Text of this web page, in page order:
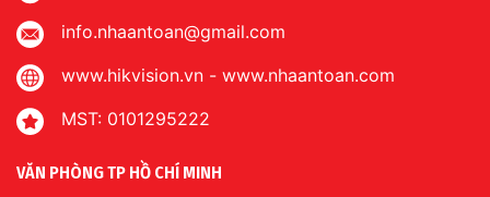
info.nhaantoan@gmail.com
www.hikvision.vn - www.nhaantoan.com
MST: 0101295222
VĂN PHÒNG TP HỒ CHÍ MINH